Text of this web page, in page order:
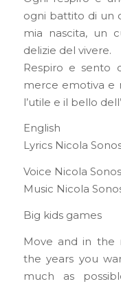
ogni battito di un
mia nascita, un
delizie del vivere.
Respiro e sento
merce emotiva e
l’utile e il bello
English
Lyrics Nicola
Voice Nicola
Music Nicola
Big kids games
Move and in the
the years you
much as